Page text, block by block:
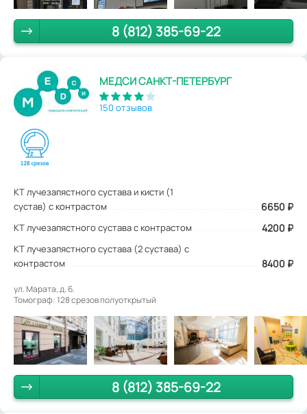
8 (812) 385-69-22
МЕДСИ САНКТ-ПЕТЕРБУРГ
150 отзывов
КТ лучезапястного сустава и кисти (1
сустав) с контрастом
6650 ₽
КТ лучезапястного сустава с контрастом 4200 ₽
КТ лучезапястного сустава (2 сустава) с
контрастом
8400 ₽
ул. Марата, д. 6.
Томограф: 128 срезов полуоткрытый
8 (812) 385-69-22